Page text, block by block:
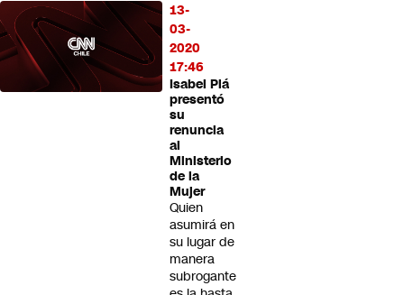
13-
03-
2020
17:46
Isabel Plá
presentó
su
renuncia
al
Ministerio
de la
Mujer
Quien
asumirá en
su lugar de
manera
subrogante